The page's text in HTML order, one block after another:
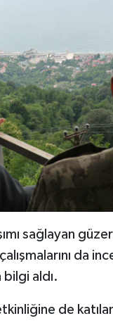
sağlayan
da
aldı.
de